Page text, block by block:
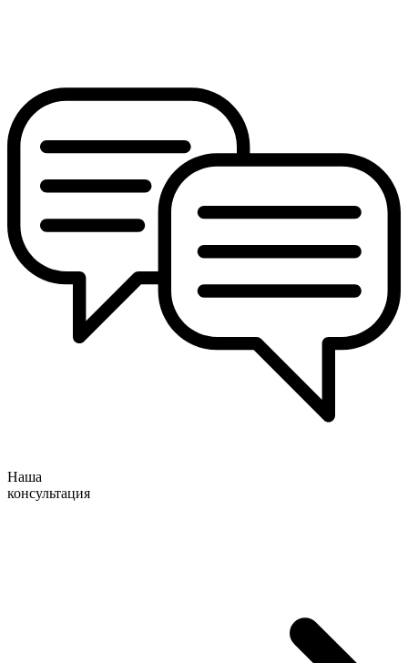
Наша
консультация